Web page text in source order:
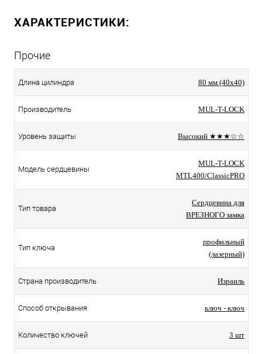
ХАРАКТЕРИСТИКИ:
Прочие
Длина цилиндра 80 мм (40x40)
Производитель MUL-T-LOCK
Уровень защиты Высокий ★★★☆☆
Модель сердцевины
MUL-T-LOCK
MTL400/ClassicPRO
Тип товара
Сердцевина для
ВРЕЗНОГО замка
Тип ключа
профильный
(лазерный)
Страна производитель Израиль
Способ открывания ключ - ключ
Количество ключей 3 шт